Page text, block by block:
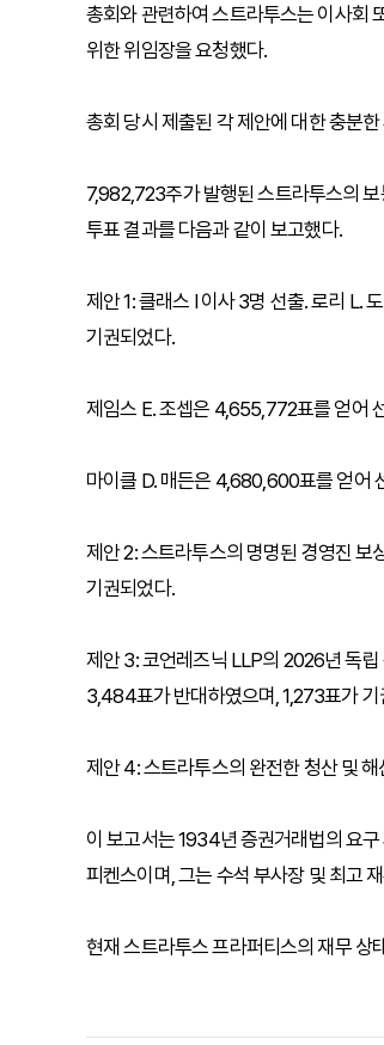
총회와 관련하여 스트라투스는 이사회
위한 위임장을 요청했다.
총회 당시 제출된 각 제안에 대한 충분
7,982,723주가 발행된 스트라투스의
투표 결과를 다음과 같이 보고했다.
제안 1: 클래스 I 이사 3명 선출. 로리 L.
기권되었다.
제임스 E. 조셉은 4,655,772표를 얻어
마이클 D. 매든은 4,680,600표를 얻어
제안 2: 스트라투스의 명명된 경영진
기권되었다.
제안 3: 코언레즈닉 LLP의 2026년 독
3,484표가 반대하였으며, 1,273표가 기
제안 4: 스트라투스의 완전한 청산 및
이 보고서는 1934년 증권거래법의 요
피켄스이며, 그는 수석 부사장 및 최고
현재 스트라투스 프라퍼티스의 재무 상